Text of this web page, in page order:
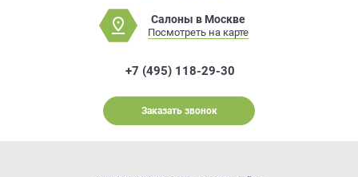
Салоны в Москве
Посмотреть на карте
+7 (495) 118-29-30
Заказать звонок